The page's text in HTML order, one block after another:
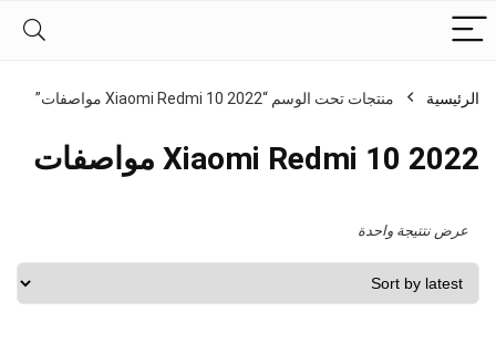
الرئيسية منتجات تحت الوسم “Xiaomi Redmi 10 2022 مواصفات”
Xiaomi Redmi 10 2022 مواصفات
عرض نتتيجة واحدة